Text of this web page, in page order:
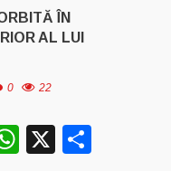
pentru
Vrăjitoarea
Anastasia
ÎN
AL LUI
0 22
WhatsApp
X